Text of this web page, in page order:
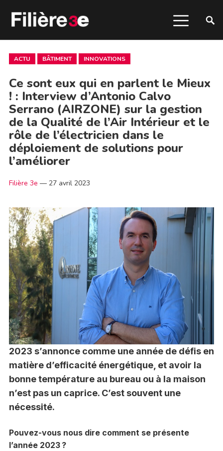
ACTU BÂTIMENT INNOVATIONS
Ce sont eux qui en parlent le Mieux
! : Interview d’Antonio Calvo
Serrano (AIRZONE) sur la gestion
de la Qualité de l’Air Intérieur et le
rôle de l’électricien dans le
déploiement de solutions pour
l’améliorer
Filière 3e — 27 avril 2023
2023 s’annonce comme une année de défis en
matière d’efficacité énergétique, et avoir la
bonne température au bureau ou à la maison
n’est pas un caprice. C’est souvent une
nécessité.
Pouvez-vous nous dire comment se présente
l’année 2023 ?